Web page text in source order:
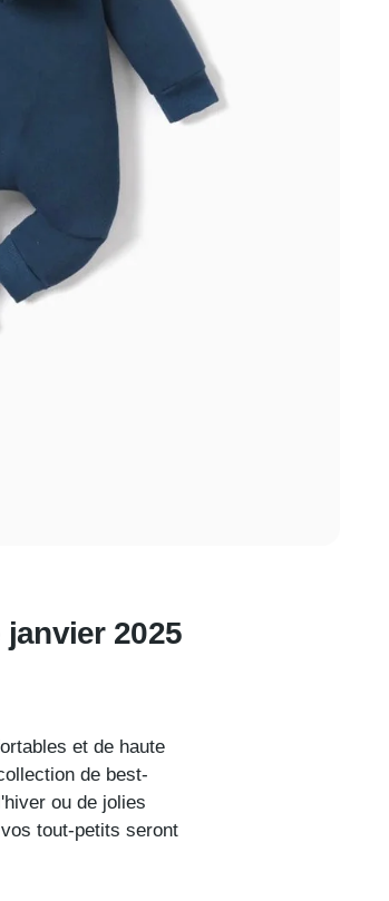
2025
et de haute
de best-
ou de jolies
tout-petits seront